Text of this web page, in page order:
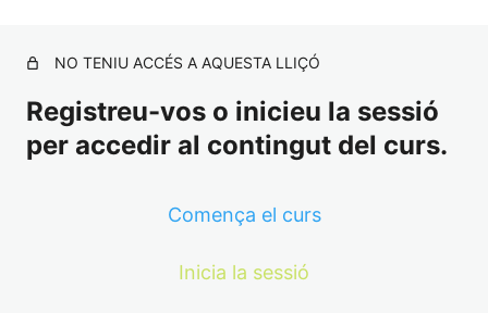
NO TENIU ACCÉS A AQUESTA LLIÇÓ
Registreu-vos o inicieu la sessió
per accedir al contingut del curs.
Comença el curs
Inicia la sessió